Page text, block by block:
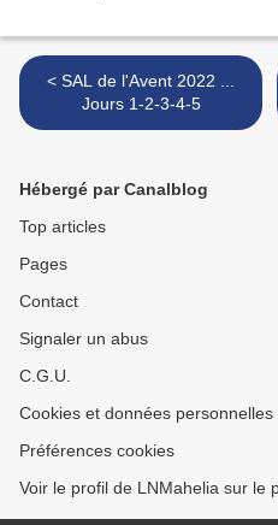
< SAL de l'Avent 2022 ...
Jours 1-2-3-4-5
Hébergé par Canalblog
Top articles
Pages
Contact
Signaler un abus
C.G.U.
Cookies et données personnelles
Préférences cookies
Voir le profil de LNMahelia sur le